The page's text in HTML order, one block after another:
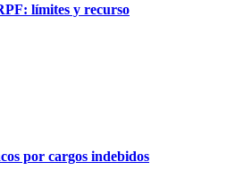
límites y recurso
por cargos indebidos